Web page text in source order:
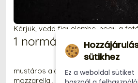
Kérjük, vedd figyelembe, hogy a
1 normál Rádió Groove
mustáros alap, tejfölös alap,
mozzarella , tojás
sütikhez
Ez a weboldal sütiket